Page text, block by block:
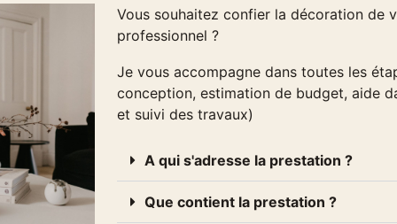
Vous souhaitez confier la décoration de
professionnel ?
Je vous accompagne dans toutes les
conception, estimation de budget, aide
et suivi des travaux)
A qui s'adresse la prestation ?
Que contient la prestation ?